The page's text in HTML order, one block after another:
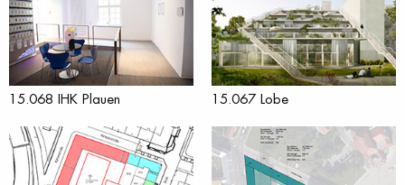
15.068 IHK Plauen 15.067 Lobe